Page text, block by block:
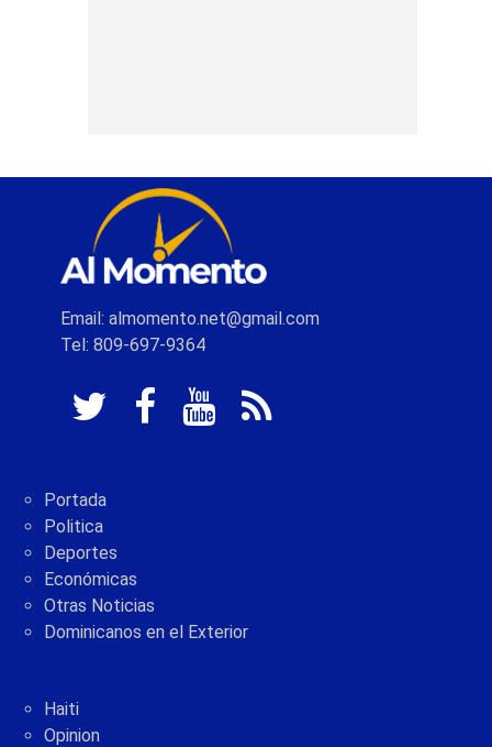
Email: almomento.net@gmail.com
Tel: 809-697-9364
Portada
Politica
Deportes
Económicas
Otras Noticias
Dominicanos en el Exterior
Haiti
Opinion